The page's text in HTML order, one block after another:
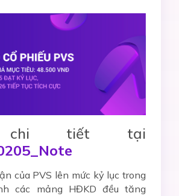
chi tiết tại
của PVS lên mức kỷ lục trong
các mảng HĐKD đều tăng